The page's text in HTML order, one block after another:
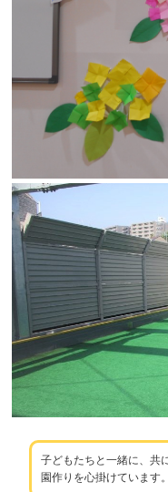
子どもたちと一緒に、共
園作りを心掛けています。